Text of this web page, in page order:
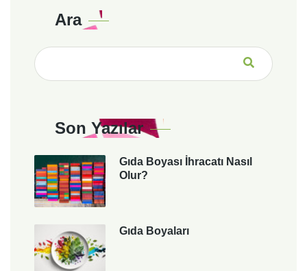
Ara
Son Yazılar
Gıda Boyası İhracatı Nasıl
Olur?
Gıda Boyaları